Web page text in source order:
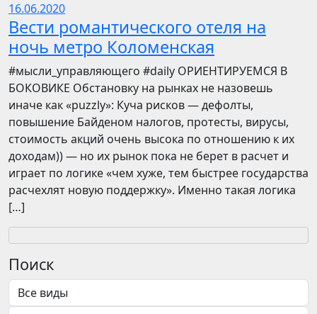
16.06.2020
Вести романтического отеля на
ночь метро Коломенская
​​#мысли_управляющего #daily ОРИЕНТИРУЕМСЯ В
БОКОВИКЕ Обстановку на рынках не назовешь
иначе как «puzzly»: Куча рисков — дефолты,
повышение Байденом налогов, протесты, вирусы,
стоимость акций очень высока по отношению к их
доходам)) — но их рынок пока не берет в расчет и
играет по логике «чем хуже, тем быстрее государства
расчехлят новую поддержку». Именно такая логика
[…]
Поиск